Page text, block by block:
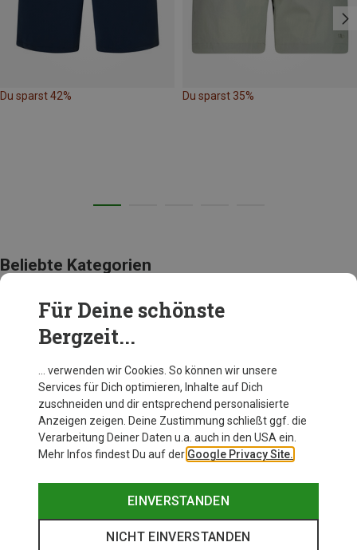
Du sparst 42% Du sparst 35%
Beliebte Kategorien
AUSRÜSTUNG
Für Deine schönste
Bergzeit...
… verwenden wir Cookies. So können wir unsere
Services für Dich optimieren, Inhalte auf Dich
zuschneiden und dir entsprechend personalisierte
Anzeigen zeigen. Deine Zustimmung schließt ggf. die
Verarbeitung Deiner Daten u.a. auch in den USA ein.
Mehr Infos findest Du auf der Google Privacy Site.
EINVERSTANDEN
NICHT EINVERSTANDEN